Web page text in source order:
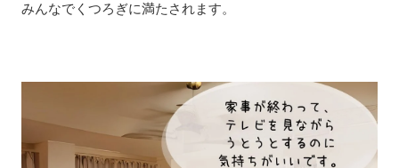
みんなでくつろぎに満たされます。